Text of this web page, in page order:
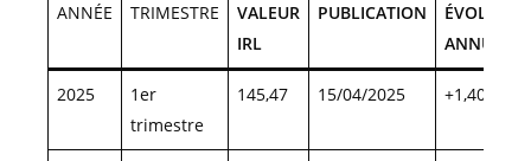
ANNÉE TRIMESTRE
VALEUR
IRL
PUBLICATION
ANNUELLE
2025
1er
trimestre
145,47 15/04/2025 +1,40 %